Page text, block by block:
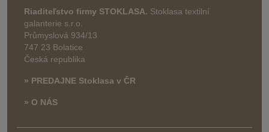
Riaditeľstvo firmy STOKLASA. Stoklasa textilní
galanterie s.r.o.
Průmyslová 934/13
747 23 Bolatice
Česká republika
» PREDAJNE Stoklasa v ČR
» O NÁS